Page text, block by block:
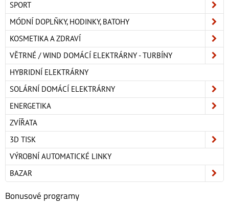
SPORT
MÓDNÍ DOPLŇKY, HODINKY, BATOHY
KOSMETIKA A ZDRAVÍ
VĚTRNÉ / WIND DOMÁCÍ ELEKTRÁRNY - TURBÍNY
HYBRIDNÍ ELEKTRÁRNY
SOLÁRNÍ DOMÁCÍ ELEKTRÁRNY
ENERGETIKA
ZVÍŘATA
3D TISK
VÝROBNÍ AUTOMATICKÉ LINKY
BAZAR
Bonusové programy